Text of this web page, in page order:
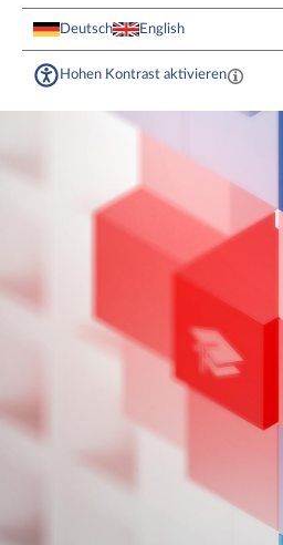
Deutsch English
Hohen Kontrast aktivieren